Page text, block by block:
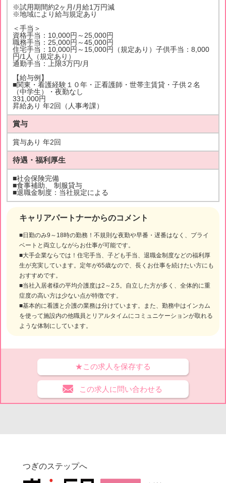
キャリアパートナーからのコメント
■日勤のみ9～18時の勤務！不規則な夜勤や早番・遅番はなく、プライ
ベートと両立しながらお仕事が可能です。
■大手企業ならでは！住宅手当、子ども手当、退職金制度などの福利厚
生が充実しています。定年が65歳なので、長くお仕事を続けたい方にも
おすすめです。
■当社入居者様の平均介護度は2～2.5。自立した方が多く、全体的に重
症度の高い方は少ない点が特徴です。
■基本的に看護と介護の業務は分けています。また、勤務中はインカム
を使って施設内の他職員とリアルタイムにコミュニケーションが取れる
ような体制にしています。
※試用期間約2ヶ月/月給1万円減
※地域により給与規定あり
＜手当＞
資格手当：10,000円～25,000円
職務手当：25,000円～45,000円
住宅手当：10,000円～15,000円（規定あり）子供手当：8,000
円/1人（規定あり）
通勤手当：上限3万円/月
【給与例】
■関東・看護経験１０年・正看護師・世帯主賃貸・子供２名
（中学生）・夜勤なし
331,000円
昇給あり 年2回（人事考課）
賞与
賞与あり 年2回
待遇・福利厚生
■社会保険完備
■食事補助、 制服貸与
■退職金制度：当社規定による
★この求人を保存する
この求人に問い合わせる
つぎのステップへ